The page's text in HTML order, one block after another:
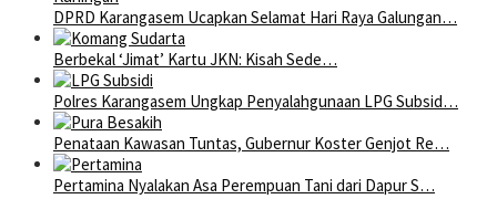
DPRD Karangasem Ucapkan Selamat Hari Raya Galungan…
Berbekal ‘Jimat’ Kartu JKN: Kisah Sede…
Polres Karangasem Ungkap Penyalahgunaan LPG Subsid…
Penataan Kawasan Tuntas, Gubernur Koster Genjot Re…
Pertamina Nyalakan Asa Perempuan Tani dari Dapur S…